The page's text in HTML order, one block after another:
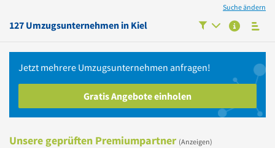
127 Umzugsunternehmen in Kiel
Suche ändern
Jetzt mehrere Umzugsunternehmen anfragen!
Gratis Angebote einholen
Unsere geprüften Premiumpartner (Anzeigen)